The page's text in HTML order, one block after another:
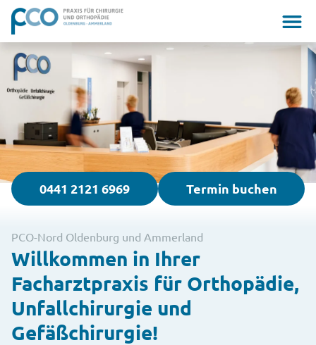
0441 2121 6969 Termin buchen
PCO-Nord Oldenburg und Ammerland
Willkommen in Ihrer
Facharztpraxis für Orthopädie,
Unfallchirurgie und
Gefäßchirurgie!